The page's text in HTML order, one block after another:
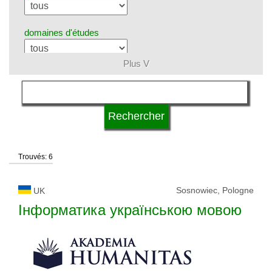
domaines d'études
langue
Plus V
Trouvés: 6
UK Sosnowiec, Pologne
Інформатика українською мовою